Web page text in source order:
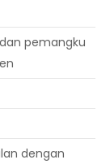
pemangku
dengan